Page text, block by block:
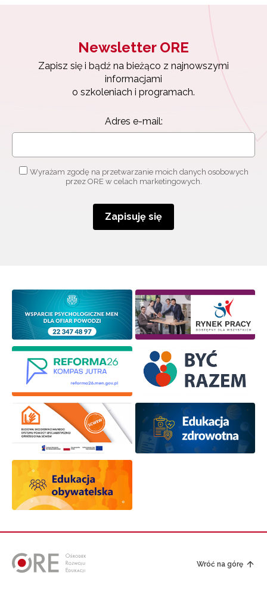
Newsletter ORE
Zapisz się i bądź na bieżąco z najnowszymi
informacjami
o szkoleniach i programach.
Adres e-mail:
Wyrażam zgodę na przetwarzanie moich danych osobowych
przez ORE w celach marketingowych.
Zapisuję się
Wróć na górę
Zapisz się i bądź na bieżąco z najnowszymi
informacjami
o szkoleniach i programach.
Adres e-mail:
Zapisuję się